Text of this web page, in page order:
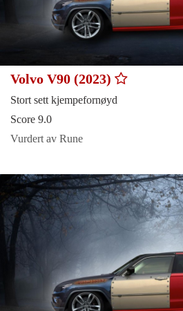
Volvo V90 (2023)
Stort sett kjempefornøyd
Score 9.0
Vurdert av Rune